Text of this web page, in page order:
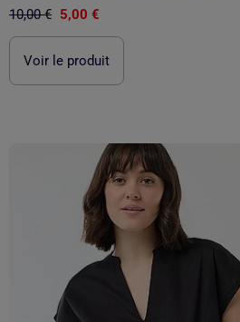
10,00 € 5,00 €
Voir le produit